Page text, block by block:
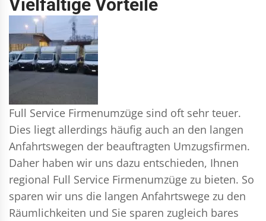
Vielfältige Vorteile
Full Service Firmenumzüge sind oft sehr teuer.
Dies liegt allerdings häufig auch an den langen
Anfahrtswegen der beauftragten Umzugsfirmen.
Daher haben wir uns dazu entschieden, Ihnen
regional Full Service Firmenumzüge zu bieten. So
sparen wir uns die langen Anfahrtswege zu den
Räumlichkeiten und Sie sparen zugleich bares